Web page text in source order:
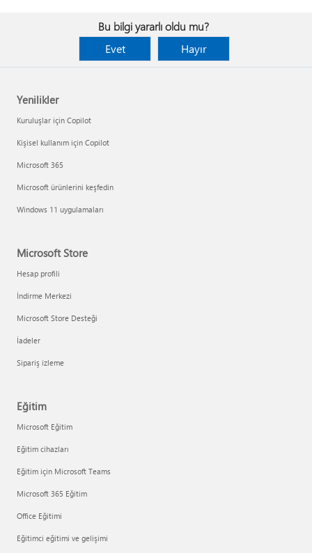
Bu bilgi yararlı oldu mu?
Evet
Hayır
Yenilikler
Kuruluşlar için Copilot
Kişisel kullanım için Copilot
Microsoft 365
Microsoft ürünlerini keşfedin
Windows 11 uygulamaları
Microsoft Store
Hesap profili
İndirme Merkezi
Microsoft Store Desteği
İadeler
Sipariş izleme
Eğitim
Microsoft Eğitim
Eğitim cihazları
Eğitim için Microsoft Teams
Microsoft 365 Eğitim
Office Eğitimi
Eğitimci eğitimi ve gelişimi